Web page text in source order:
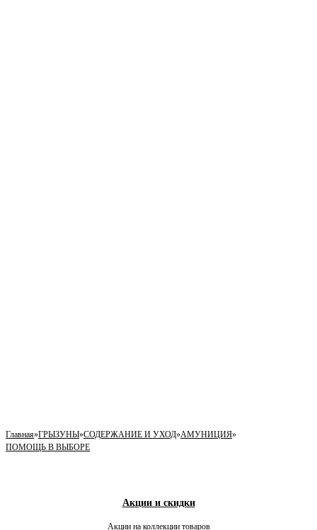
Главная»ГРЫЗУНЫ»СОДЕРЖАНИЕ И УХОД»АМУНИЦИЯ»
ПОМОЩЬ В ВЫБОРЕ
Акции и скидки
Акции на коллекции товаров